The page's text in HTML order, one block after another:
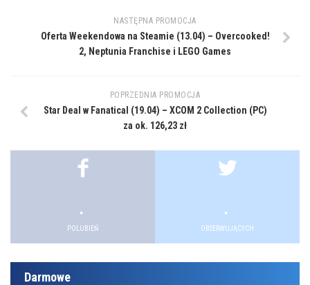
NASTĘPNA PROMOCJA
Oferta Weekendowa na Steamie (13.04) – Overcooked!
2, Neptunia Franchise i LEGO Games
POPRZEDNIA PROMOCJA
Star Deal w Fanatical (19.04) – XCOM 2 Collection (PC)
za ok. 126,23 zł
..
POLUBIEŃ
.
OBSERWUJĄCYCH
Darmowe